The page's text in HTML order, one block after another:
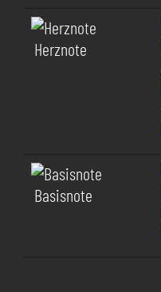
Herznote
Basisnote